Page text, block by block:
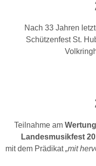
Nach 33 Jahren
Schützenfest St.
Teilnahme am
Landesmusikfest
mit dem Prädikat„mit